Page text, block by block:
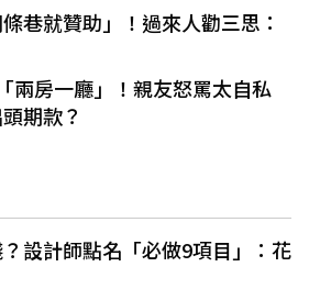
巷就贊助」！過來人勸三思：
兩房一廳」！親友怒罵太自私
期款？
設計師點名「必做9項目」：花